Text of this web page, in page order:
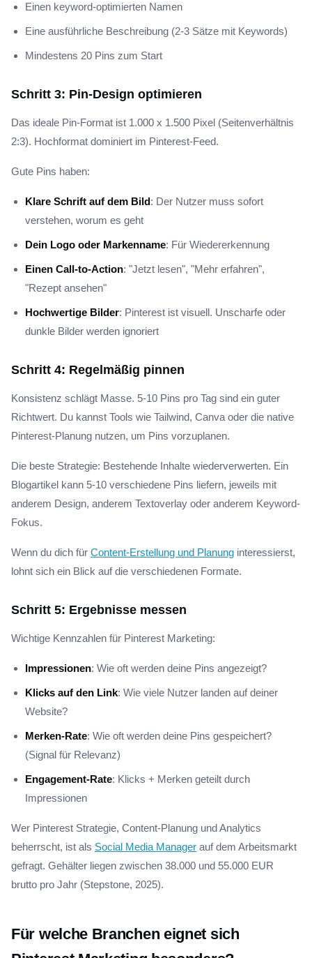
Einen keyword-optimierten Namen
Eine ausführliche Beschreibung (2-3 Sätze mit Keywords)
Mindestens 20 Pins zum Start
Schritt 3: Pin-Design optimieren
Das ideale Pin-Format ist 1.000 x 1.500 Pixel (Seitenverhältnis
2:3). Hochformat dominiert im Pinterest-Feed.
Gute Pins haben:
Klare Schrift auf dem Bild: Der Nutzer muss sofort
verstehen, worum es geht
Dein Logo oder Markenname: Für Wiedererkennung
Einen Call-to-Action: "Jetzt lesen", "Mehr erfahren",
"Rezept ansehen"
Hochwertige Bilder: Pinterest ist visuell. Unscharfe oder
dunkle Bilder werden ignoriert
Schritt 4: Regelmäßig pinnen
Konsistenz schlägt Masse. 5-10 Pins pro Tag sind ein guter
Richtwert. Du kannst Tools wie Tailwind, Canva oder die native
Pinterest-Planung nutzen, um Pins vorzuplanen.
Die beste Strategie: Bestehende Inhalte wiederverwerten. Ein
Blogartikel kann 5-10 verschiedene Pins liefern, jeweils mit
anderem Design, anderem Textoverlay oder anderem Keyword-
Fokus.
Wenn du dich für Content-Erstellung und Planung interessierst,
lohnt sich ein Blick auf die verschiedenen Formate.
Schritt 5: Ergebnisse messen
Wichtige Kennzahlen für Pinterest Marketing:
Impressionen: Wie oft werden deine Pins angezeigt?
Klicks auf den Link: Wie viele Nutzer landen auf deiner
Website?
Merken-Rate: Wie oft werden deine Pins gespeichert?
(Signal für Relevanz)
Engagement-Rate: Klicks + Merken geteilt durch
Impressionen
Wer Pinterest Strategie, Content-Planung und Analytics
beherrscht, ist als Social Media Manager auf dem Arbeitsmarkt
gefragt. Gehälter liegen zwischen 38.000 und 55.000 EUR
brutto pro Jahr (Stepstone, 2025).
Für welche Branchen eignet sich